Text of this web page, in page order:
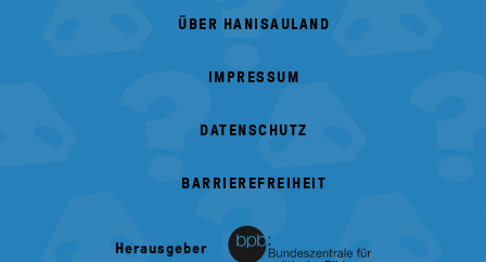
ÜBER HANISAULAND
IMPRESSUM
DATENSCHUTZ
BARRIEREFREIHEIT
Herausgeber